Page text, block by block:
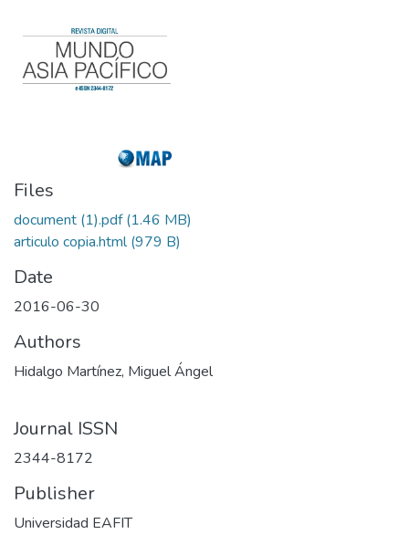
Files
document (1).pdf(1.46 MB)
articulo copia.html(979 B)
Date
2016-06-30
Authors
Hidalgo Martínez, Miguel Ángel
Journal ISSN
2344-8172
Publisher
Universidad EAFIT